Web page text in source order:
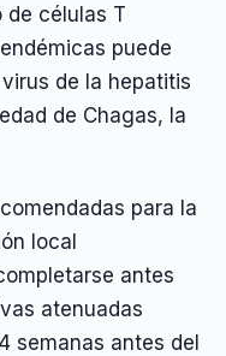
de células T
puede
de la hepatitis
de Chagas, la
para la
local
antes
atenuadas
semanas antes del